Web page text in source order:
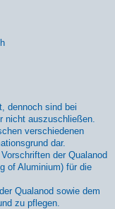
dennoch sind bei
nicht auszuschließen.
verschiedenen
dar.
der Qualanod
of Aluminium) für die
Qualanod sowie dem
zu pflegen.